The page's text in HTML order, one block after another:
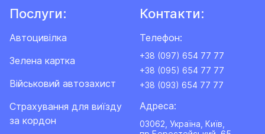
Послуги:
Автоцивілка
Зелена картка
Військовий автозахист
Cтрахування для виїзду
за кордон
Контакти:
Телефон:
+38 (097) 654 77 77
+38 (095) 654 77 77
+38 (093) 654 77 77
Адреса:
03062, Україна, Київ,